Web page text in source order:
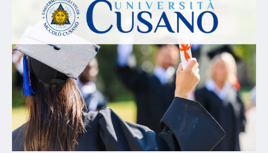
Chi Siamo
CONFEUROPA ACADEMY è una Associazione, indirizzata al
mondo della Sicurezza sul Lavoro.